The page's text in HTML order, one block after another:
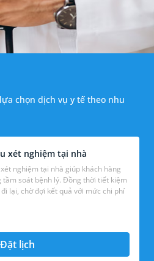
chọn dịch vụ y tế theo nhu
xét nghiệm tại nhà
nghiệm tại nhà giúp khách hàng
tầm soát bệnh lý. Đồng thời tiết kiệm
với mức chi phí
Đặt lịch